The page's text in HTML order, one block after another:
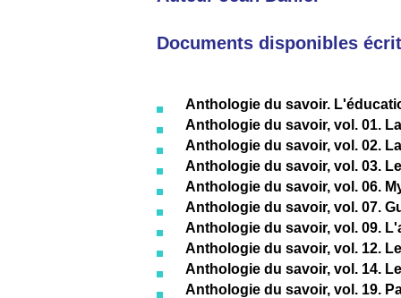
Documents disponibles
Anthologie du savoir.
Anthologie du savoir, vol. 01.
Anthologie du savoir, vol. 02.
Anthologie du savoir, vol. 03.
Anthologie du savoir, vol. 06.
Anthologie du savoir, vol. 07.
Anthologie du savoir, vol. 09.
Anthologie du savoir, vol. 12.
Anthologie du savoir, vol. 14.
Anthologie du savoir, vol. 19.